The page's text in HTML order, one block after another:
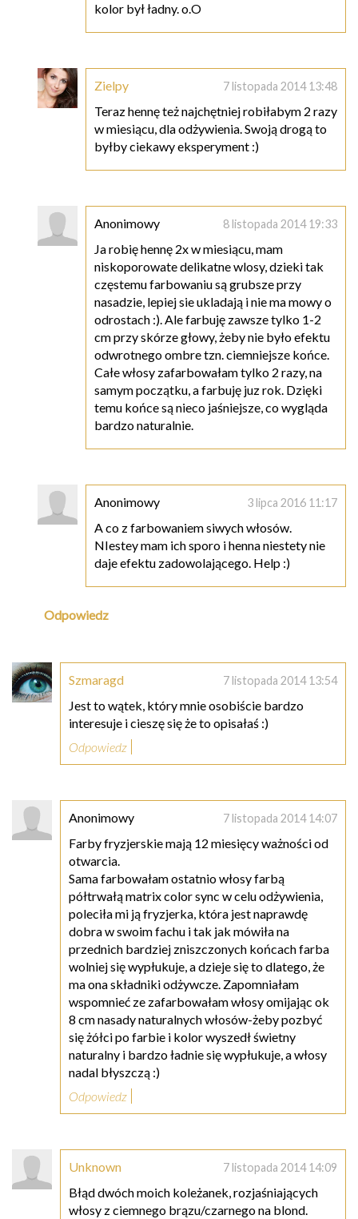
kolor był ładny. o.O
Zielpy 7 listopada 2014 13:48
Teraz hennę też najchętniej robiłabym 2 razy
w miesiącu, dla odżywienia. Swoją drogą to
byłby ciekawy eksperyment :)
Anonimowy 8 listopada 2014 19:33
Ja robię hennę 2x w miesiącu, mam
niskoporowate delikatne wlosy, dzieki tak
częstemu farbowaniu są grubsze przy
nasadzie, lepiej sie ukladają i nie ma mowy o
odrostach :). Ale farbuję zawsze tylko 1-2
cm przy skórze głowy, żeby nie było efektu
odwrotnego ombre tzn. ciemniejsze końce.
Całe włosy zafarbowałam tylko 2 razy, na
samym początku, a farbuję juz rok. Dzięki
temu końce są nieco jaśniejsze, co wygląda
bardzo naturalnie.
Anonimowy 3 lipca 2016 11:17
A co z farbowaniem siwych włosów.
NIestey mam ich sporo i henna niestety nie
daje efektu zadowolającego. Help :)
Odpowiedz
Szmaragd 7 listopada 2014 13:54
Jest to wątek, który mnie osobiście bardzo
interesuje i cieszę się że to opisałaś :)
Odpowiedz
Anonimowy 7 listopada 2014 14:07
Farby fryzjerskie mają 12 miesięcy ważności od
otwarcia.
Sama farbowałam ostatnio włosy farbą
półtrwałą matrix color sync w celu odżywienia,
poleciła mi ją fryzjerka, która jest naprawdę
dobra w swoim fachu i tak jak mówiła na
przednich bardziej zniszczonych końcach farba
wolniej się wypłukuje, a dzieje się to dlatego, że
ma ona składniki odżywcze. Zapomniałam
wspomnieć ze zafarbowałam włosy omijając ok
8 cm nasady naturalnych włosów-żeby pozbyć
się żółci po farbie i kolor wyszedł świetny
naturalny i bardzo ładnie się wypłukuje, a włosy
nadal błyszczą :)
Odpowiedz
Unknown 7 listopada 2014 14:09
Błąd dwóch moich koleżanek, rozjaśniających
włosy z ciemnego brązu/czarnego na blond.